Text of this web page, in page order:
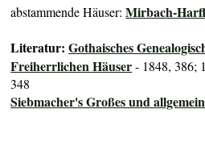
abstammende Häuser:Mirbach-
Literatur:Gothaisches
Freiherrlichen Häuser- 1848, 386;
348
Siebmacher's Großes und